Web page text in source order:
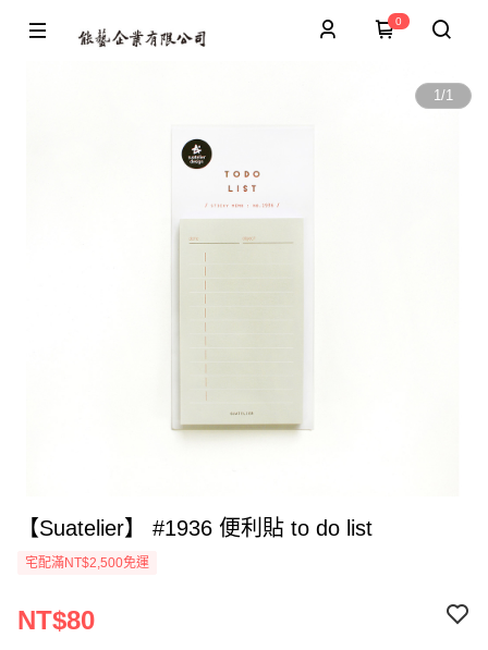
0
1/1
【Suatelier】 #1936 便利貼 to do list
宅配滿NT$2,500免運
NT$80